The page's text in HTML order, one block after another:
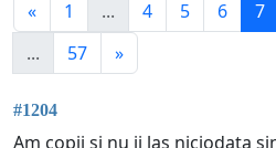
« 1 ... 4 5 6 7
...
57 »
#1204
Am copii si nu ii las niciodata